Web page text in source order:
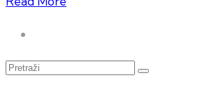
Pretraži